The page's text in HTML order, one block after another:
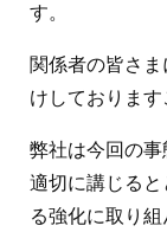
す。
関係者の皆さ
けしております
弊社は今回の
適切に講じる
る強化に取り組